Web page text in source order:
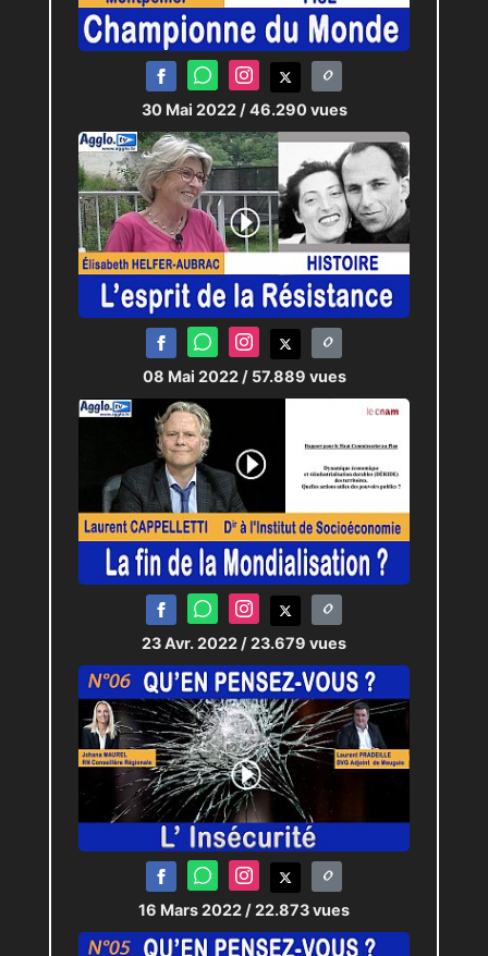
30 Mai 2022 / 46.290 vues
08 Mai 2022 / 57.889 vues
23 Avr. 2022 / 23.679 vues
16 Mars 2022 / 22.873 vues